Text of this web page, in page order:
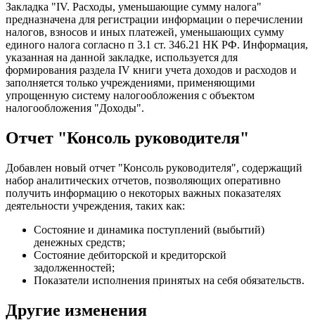
Закладка "IV. Расходы, уменьшающие сумму налога"
предназначена для регистрации информации о перечислении
налогов, взносов и иных платежей, уменьшающих сумму
единого налога согласно п 3.1 ст. 346.21 НК РФ. Информация,
указанная на данной закладке, используется для
формирования раздела IV книги учета доходов и расходов и
заполняется только учреждениями, применяющими
упрощенную систему налогообложения с объектом
налогообложения "Доходы".
Отчет "Консоль руководителя"
Добавлен новый отчет "Консоль руководителя", содержащий
набор аналитических отчетов, позволяющих оперативно
получить информацию о некоторых важных показателях
деятельности учреждения, таких как:
Состояние и динамика поступлений (выбытий)
денежных средств;
Состояние дебиторской и кредиторской
задолженностей;
Показатели исполнения принятых на себя обязательств.
Другие изменения